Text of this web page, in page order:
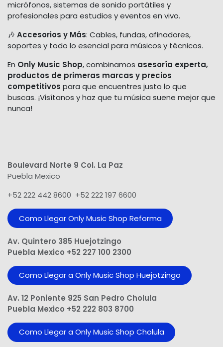
micrófonos, sistemas de sonido portátiles y
profesionales para estudios y eventos en vivo.
🎶 Accesorios y Más: Cables, fundas, afinadores,
soportes y todo lo esencial para músicos y técnicos.
En Only Music Shop, combinamos asesoría experta,
productos de primeras marcas y precios
competitivos para que encuentres justo lo que
buscas. ¡Visítanos y haz que tu música suene mejor que
nunca!
Boulevard Norte 9 Col. La Paz
Puebla Mexico
+52 222 442 8600 +52 222 197 6600
Como Llegar Only Music Shop​ Reforma
Av. Quintero 385 Huejotzingo
Puebla Mexico +52 227 100 2300
Como Llegar a Only Music Shop Huejotzingo
Av. 12 Poniente 925 San Pedro Cholula
Puebla Mexico +52 222 803 8700
Como Llegar a Only Music Shop Cholula